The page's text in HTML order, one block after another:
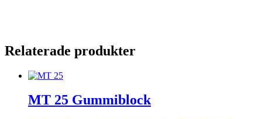
Relaterade produkter
MT 25 Gummiblock